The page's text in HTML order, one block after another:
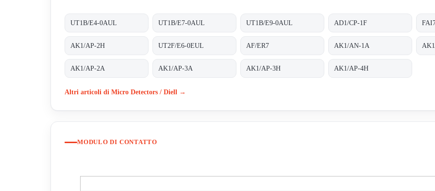
UT1B/E4-0AUL UT1B/E7-0AUL UT1B/E9-0AUL AD1/CP-1F
AK1/AP-2H UT2F/E6-0EUL AF/ER7 AK1/AN-1A
AK1/AP-2A AK1/AP-3A AK1/AP-3H AK1/AP-4H
Altri articoli di Micro Detectors / Diell →
MODULO DI CONTATTO